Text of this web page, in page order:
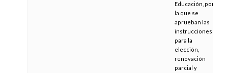
Educación, por
la que se
aprueban las
instrucciones
para la
elección,
renovación
parcial y